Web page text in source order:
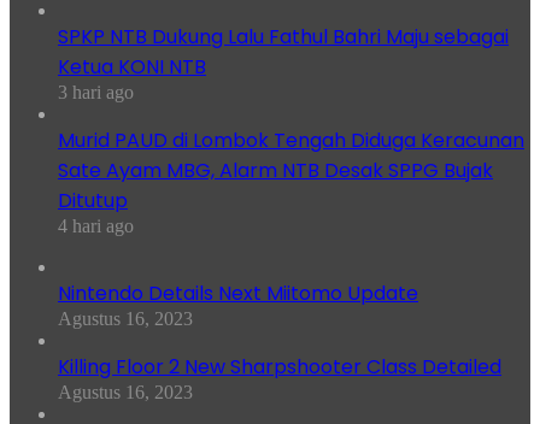
SPKP NTB Dukung Lalu Fathul Bahri Maju sebagai
Ketua KONI NTB
3 hari ago
Murid PAUD di Lombok Tengah Diduga Keracunan
Sate Ayam MBG, Alarm NTB Desak SPPG Bujak
Ditutup
4 hari ago
Nintendo Details Next Miitomo Update
Agustus 16, 2023
Killing Floor 2 New Sharpshooter Class Detailed
Agustus 16, 2023